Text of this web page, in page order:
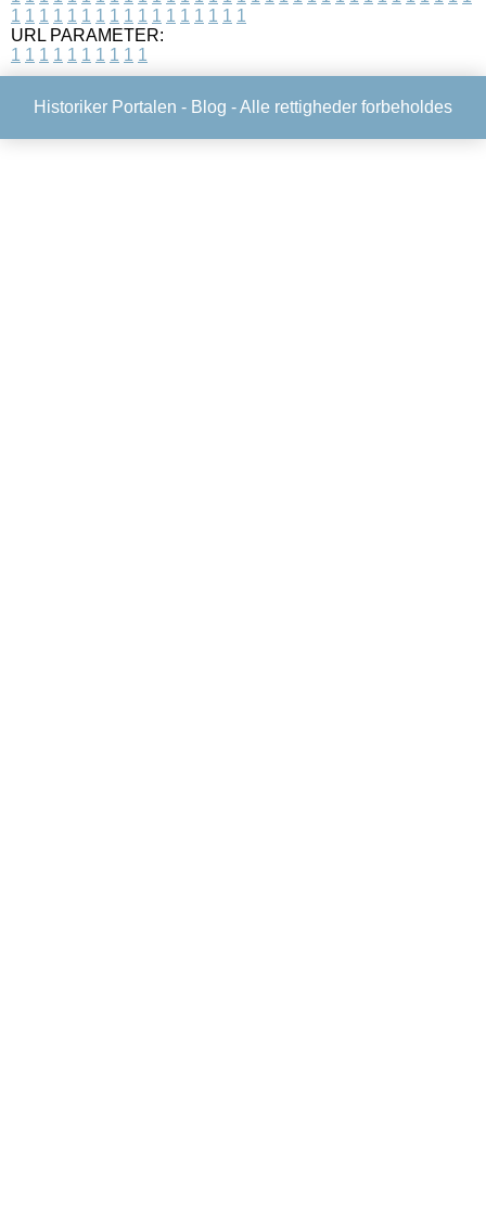
1 1 1 1 1 1 1 1 1 1 1 1 1 1 1 1 1
URL PARAMETER:
1 1 1 1 1 1 1 1 1 1
Historiker Portalen - Blog - Alle rettigheder forbeholdes